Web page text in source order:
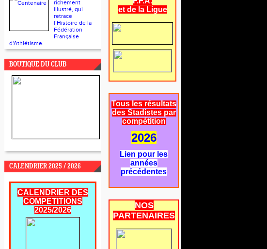
richement
illustré, qui
retrace
l’Histoire de la
Fédération
Française
d'Athlétisme.
BOUTIQUE DU CLUB
CALENDRIER 2025 / 2026
CALENDRIER DES
COMPETITIONS
2025/2026
et de la Ligue
Tous les résultats
des Stadistes par
compétition
2026
Lien pour les
années
précédentes
NOS
PARTENAIRES